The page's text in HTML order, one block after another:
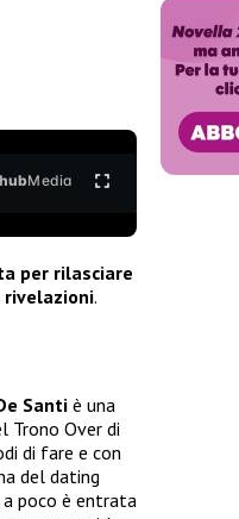
hubMedia
per rilasciare
rivelazioni.
Santi è una
Trono Over di
di fare e con
del dating
poco è entrata